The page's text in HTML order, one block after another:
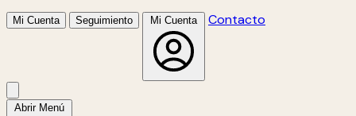
Mi Cuenta Seguimiento Mi Cuenta Contacto
Abrir Menú